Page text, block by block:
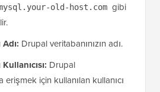
old-host.com gibi
Drupal veritabanınızın adı.
Drupal
erişmek için kullanılan kullanıcı